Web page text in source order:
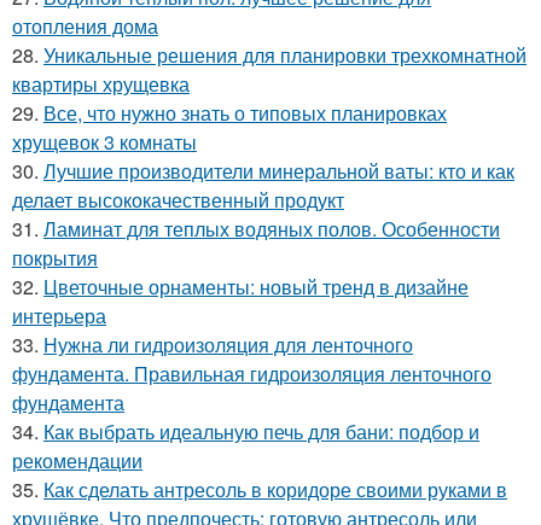
отопления дома
28. Уникальные решения для планировки трехкомнатной
квартиры хрущевка
29. Все, что нужно знать о типовых планировках
хрущевок 3 комнаты
30. Лучшие производители минеральной ваты: кто и как
делает высококачественный продукт
31. Ламинат для теплых водяных полов. Особенности
покрытия
32. Цветочные орнаменты: новый тренд в дизайне
интерьера
33. Нужна ли гидроизоляция для ленточного
фундамента. Правильная гидроизоляция ленточного
фундамента
34. Как выбрать идеальную печь для бани: подбор и
рекомендации
35. Как сделать антресоль в коридоре своими руками в
хрущёвке. Что предпочесть: готовую антресоль или